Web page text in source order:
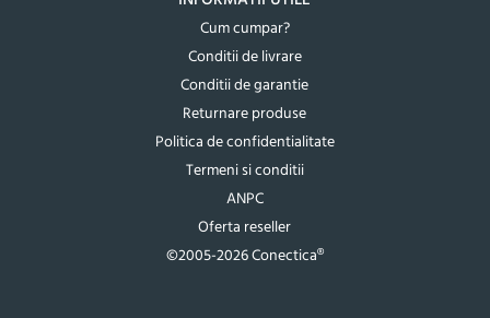
Cum cumpar?
Conditii de livrare
Conditii de garantie
Returnare produse
Politica de confidentialitate
Termeni si conditii
ANPC
Oferta reseller
©2005-2026 Conectica®